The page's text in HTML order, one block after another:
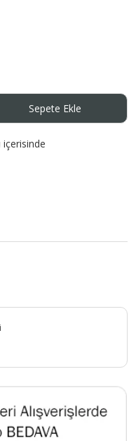
Sepete Ekle
içerisinde